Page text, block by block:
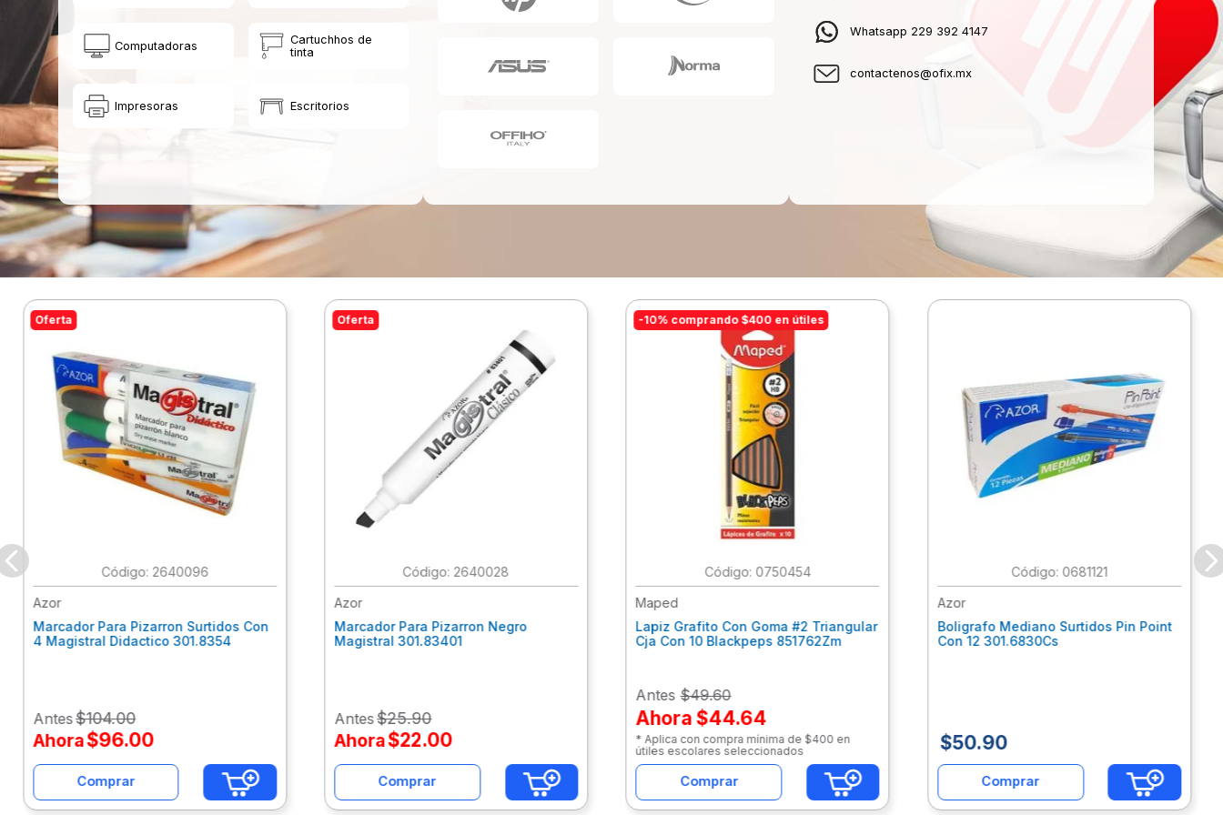
Computadoras
Cartuchhos de
tinta
Impresoras Escritorios
Whatsapp 229 392 4147
contactenos@ofix.mx
Oferta
: 2640096
Azor
Marcador Para Pizarron Surtidos Con
4 Magistral Didactico 301.8354
Antes$104.00
Ahora$96.00
Comprar
Oferta
: 2640028
Azor
Marcador Para Pizarron Negro
Magistral 301.83401
Antes$25.90
Ahora$22.00
Comprar
-10% comprando $400 en útiles
: 0750454
Maped
Lapiz Grafito Con Goma #2 Triangular
Cja Con 10 Blackpeps 851762Zm
Antes$49.60
Ahora$44.64
* Aplica con compra mínima de $400 en
útiles escolares seleccionados
Comprar
: 0681121
Azor
Boligrafo Mediano Surtidos Pin Point
Con 12 301.6830Cs
$50.90
Comprar